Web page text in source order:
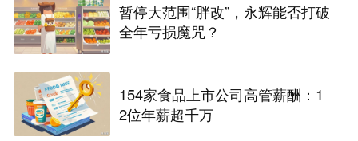
暂停大范围“胖改”，永辉能否打破
全年亏损魔咒？
154家食品上市公司高管薪酬：1
2位年薪超千万